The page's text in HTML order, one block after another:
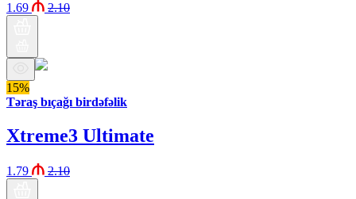
1.69 2.10
15%
Təraş bıçağı birdəfəlik
Xtreme3 Ultimate
1.79 2.10